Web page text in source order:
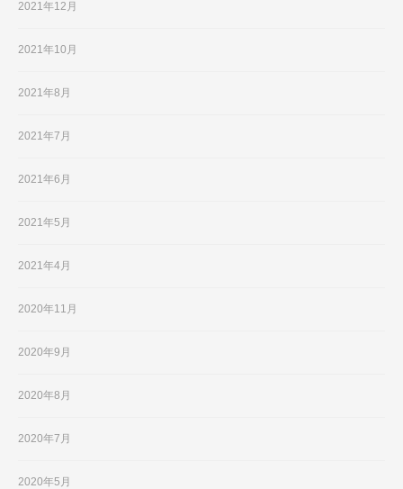
2021年12月
2021年10月
2021年8月
2021年7月
2021年6月
2021年5月
2021年4月
2020年11月
2020年9月
2020年8月
2020年7月
2020年5月